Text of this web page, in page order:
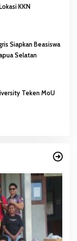
KKN
Siapkan Beasiswa
Papua Selatan
Teken MoU